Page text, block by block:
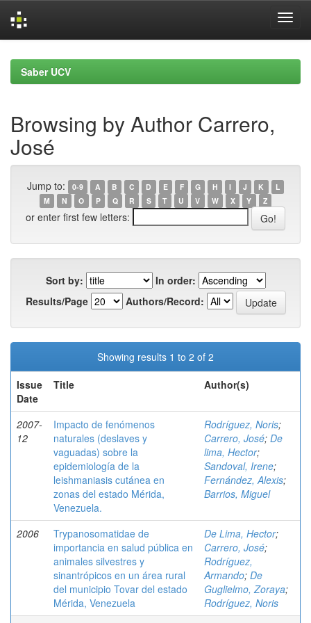
navigationSaber UCV
Browsing by Author Carrero,
José
Jump to: 0-9 A B C D E F G H I J K
L
M
N O P Q R S T U V W X Y Z
or enter first few letters:
Sort by:
In order:
Results/Page
Authors/Record:
Showing results 1 to 2 of 2
Issue
Date
Title Author(s)
2007-
12
Impacto de fenómenos
naturales (deslaves y
vaguadas) sobre la
epidemiología de la
leishmaniasis cutánea en
zonas del estado Mérida,
Venezuela.
Rodríguez, Noris;
Carrero, José; De
lima, Hector;
Sandoval, Irene;
Fernández, Alexis;
Barrios, Miguel
2006
Trypanosomatidae de
importancia en salud pública en
animales silvestres y
sinantrópicos en un área rural
del municipio Tovar del estado
Mérida, Venezuela
De Lima, Hector;
Carrero, José;
Rodríguez,
Armando; De
Guglielmo, Zoraya;
Rodríguez, Noris